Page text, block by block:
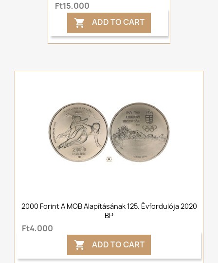
Ft15,000
 ADD TO CART
2000 Forint A MOB Alapításának 125. Évfordulója 2020
BP
Ft4,000
 ADD TO CART